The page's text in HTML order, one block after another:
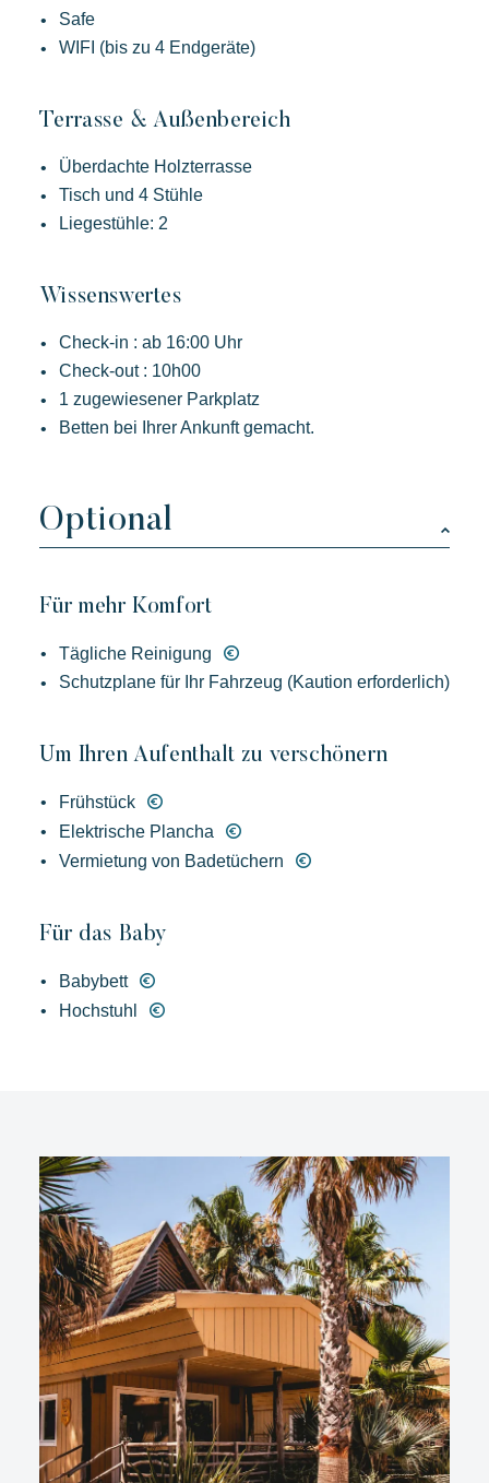
Toison d'or
Ein wildes Paradies mit tausend Farben
Safe
WIFI (bis zu 4 Endgeräte)
Terrasse & Außenbereich
Überdachte Holzterrasse
Tisch und 4 Stühle
Liegestühle: 2
Wissenswertes
Check-in : ab 16:00 Uhr
Check-out : 10h00
1 zugewiesener Parkplatz
Betten bei Ihrer Ankunft gemacht.
Optional
Für mehr Komfort
Tägliche Reinigung
Schutzplane für Ihr Fahrzeug (Kaution erforderlich)
Um Ihren Aufenthalt zu verschönern
Frühstück
Elektrische Plancha
Vermietung von Badetüchern
Für das Baby
Babybett
Hochstuhl